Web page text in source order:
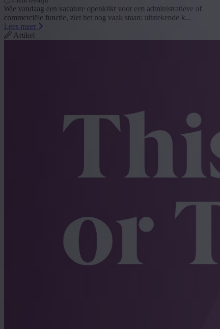
Wie vandaag een vacature openklikt voor een administratieve of
commerciële functie, ziet het nog vaak staan: uitstekende k...
Lees meer
Artikel